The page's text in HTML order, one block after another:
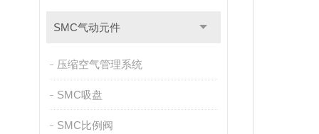
SMC气动元件
压缩空气管理系统
SMC吸盘
SMC比例阀